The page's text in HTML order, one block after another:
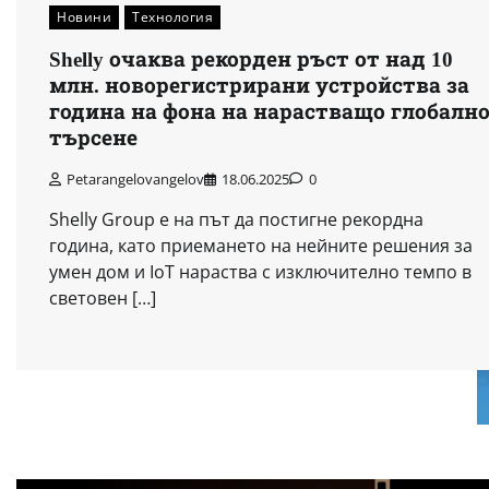
Новини Технология
Shelly очаква рекорден ръст от над 10
млн. новорегистрирани устройства за
година на фона на нарастващо глобално
търсене
Petarangelovangelov 18.06.2025 0
Shelly Group е на път да постигне рекордна
година, като приемането на нейните решения за
умен дом и IoT нараства с изключително темпо в
световен […]